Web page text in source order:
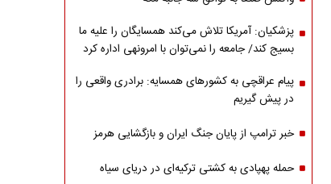
پزشکیان: آمریکا تلاش می‌کند همسایگان را علیه ما
بسیج کند/ جامعه را نمی‌توان با امرونهی اداره کرد
پیام عراقچی به کشورهای همسایه: برادری واقعی را
در پیش گیریم
خبر ترامپ از پایان جنگ ایران و بازگشایی هرمز
حمله پهپادی به کشتی ترکیه‌ای در دریای سیاه